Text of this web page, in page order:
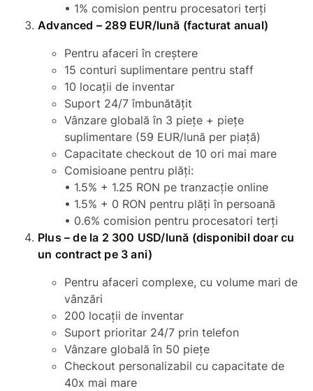
• 1% comision pentru procesatori terți
Advanced – 289 EUR/lună (facturat anual)
Pentru afaceri în creștere
15 conturi suplimentare pentru staff
10 locații de inventar
Suport 24/7 îmbunătățit
Vânzare globală în 3 piețe + piețe
suplimentare (59 EUR/lună per piață)
Capacitate checkout de 10 ori mai mare
Comisioane pentru plăți:
• 1.5% + 1.25 RON pe tranzacție online
• 1.5% + 0 RON pentru plăți în persoană
• 0.6% comision pentru procesatori terți
Plus – de la 2 300 USD/lună (disponibil doar cu
un contract pe 3 ani)
Pentru afaceri complexe, cu volume mari de
vânzări
200 locații de inventar
Suport prioritar 24/7 prin telefon
Vânzare globală în 50 piețe
Checkout personalizabil cu capacitate de
40x mai mare